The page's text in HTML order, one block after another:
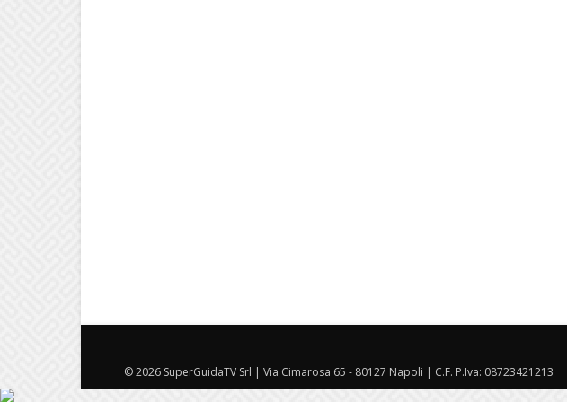
© 2026 SuperGuidaTV Srl | Via Cimarosa 65 - 80127 Napoli | C.F. P.Iva: 08723421213